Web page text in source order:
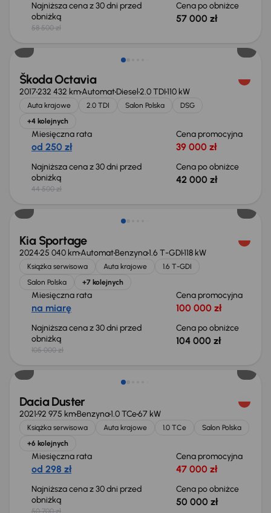
Najniższa cena z 30 dni przed
obniżką
58 500 zł
Cena po obniżce
57 000 zł
Taniej o 2 500 zł
Škoda Octavia
2017232 432 kmAutomatDiesel2.0 TDI110 kW
Auta krajowe 2.0 TDI Salon Polska
DSG
+4 kolejnych
Miesięczna rata
od 250 zł
Cena promocyjna
39 000 zł
Najniższa cena z 30 dni przed
obniżką
44 500 zł
Cena po obniżce
42 000 zł
Taniej o 1 000 zł
Kia Sportage
202425 040 kmAutomatBenzyna1.6 T-GDI118 kW
Książka serwisowa Auta krajowe
1.6 T-GDI
Salon Polska
+7 kolejnych
Miesięczna rata
na miarę
Cena promocyjna
100 000 zł
Najniższa cena z 30 dni przed
obniżką
105 000 zł
Cena po obniżce
104 000 zł
Taniej o 700 zł
Dacia Duster
202192 975 kmBenzyna1.0 TCe67 kW
Książka serwisowa Auta krajowe 1.0 TCe
Salon Polska
+6 kolejnych
Miesięczna rata
od 298 zł
Cena promocyjna
47 000 zł
Najniższa cena z 30 dni przed
obniżką
50 700 zł
Cena po obniżce
50 000 zł